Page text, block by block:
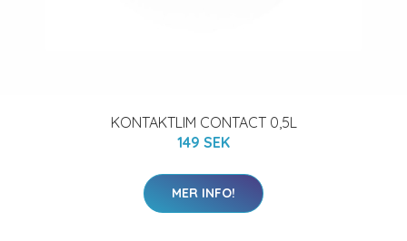
KONTAKTLIM CONTACT 0,5L
149 SEK
MER INFO!